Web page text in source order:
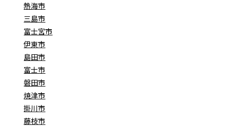
熱海市
三島市
富士宮市
伊東市
島田市
富士市
磐田市
焼津市
掛川市
藤枝市